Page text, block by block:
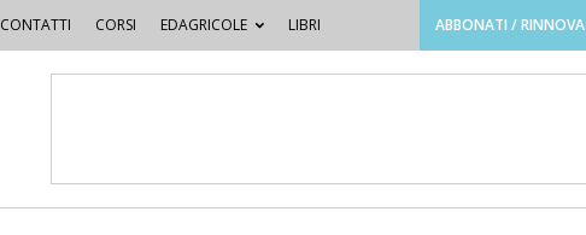
CONTATTI CORSI EDAGRICOLE LIBRI ABBONATI / RINNOVA